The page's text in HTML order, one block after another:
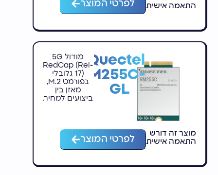
התאמה אישית
לפרטי המוצר
Quectel
RM255C-
GL
מודול 5G
RedCap (Rel-
17) גלובלי
בפורמט M.2,
מאזן בין
ביצועים למחיר.
מוצר זה דורש
התאמה אישית
לפרטי המוצר